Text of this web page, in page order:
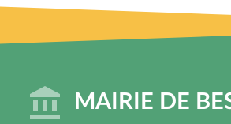
MAIRIE DE